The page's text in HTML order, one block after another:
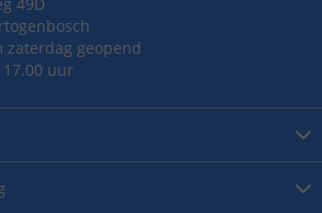
zaterdag geopend
uur